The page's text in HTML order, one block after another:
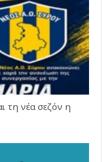
τη νέα σεζόν η